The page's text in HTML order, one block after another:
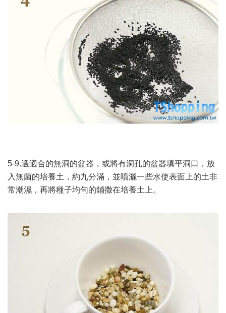
5-9.選適合的無洞的盆器，或將有洞孔的盆器填平洞口，放
入無菌的培養土，約九分滿，並噴灑一些水使表面上的土非
常潮濕，再將種子均勻的鋪撒在培養土上。